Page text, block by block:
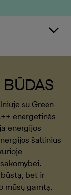
su Green
energetinės
energijos
šaltinius
bet ir
mūsų gamtą.